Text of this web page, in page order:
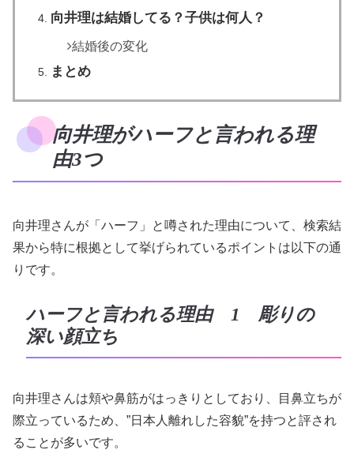
向井理は結婚してる？子供は何人？
結婚後の変化
まとめ
向井理がハーフと言われる理
由3つ
向井理さんが「ハーフ」と噂された理由について、検索結
果から特に根拠として挙げられているポイントは以下の通
りです。
ハーフと言われる理由 1 彫りの
深い顔立ち
向井理さんは頬や鼻筋がはっきりとしており、目鼻立ちが
際立っているため、”日本人離れした容貌”を持つと評され
ることが多いです。